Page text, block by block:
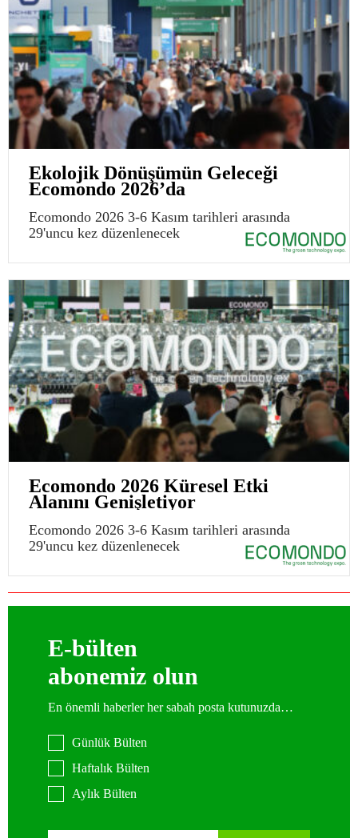
Ekolojik Dönüşümün Geleceği
Ecomondo 2026’da
Ecomondo 2026 3-6 Kasım tarihleri arasında
29'uncu kez düzenlenecek
Ecomondo 2026 Küresel Etki
Alanını Genişletiyor
Ecomondo 2026 3-6 Kasım tarihleri arasında
29'uncu kez düzenlenecek
E-bülten
abonemiz olun
En önemli haberler her sabah posta kutunuzda…
Günlük Bülten
Haftalık Bülten
Aylık Bülten